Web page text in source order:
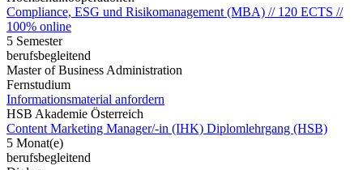
Compliance, ESG und Risikomanagement (MBA) // 120 ECTS //
100% online
5 Semester
berufsbegleitend
Master of Business Administration
Fernstudium
Informationsmaterial anfordern
HSB Akademie Österreich
Content Marketing Manager/-in (IHK) Diplomlehrgang (HSB)
5 Monat(e)
berufsbegleitend